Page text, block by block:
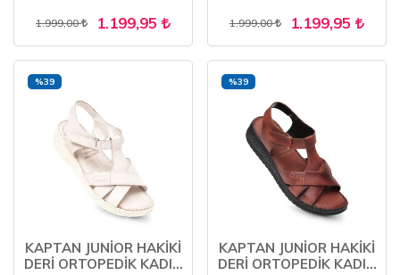
AYAKKABISI ZCKMK 660
1.999,00 1.199,95
AYAKKABISI ZCKMK 660
1.999,00 1.199,95
KAPTAN JUNİOR HAKİKİ
DERİ ORTOPEDİK KADIN
%39
KAPTAN JUNİOR HAKİKİ
DERİ ORTOPEDİK KADIN
%39